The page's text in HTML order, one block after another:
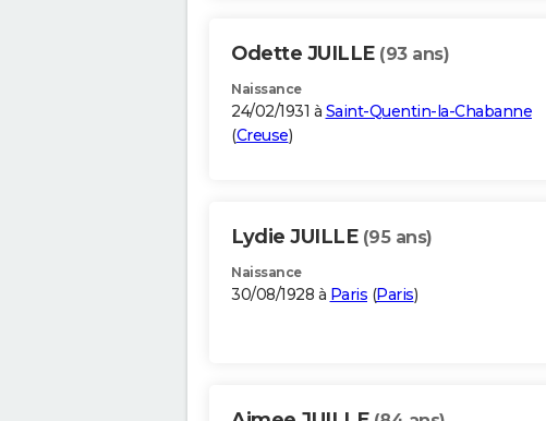
Odette JUILLE (93 ans)
Naissance
24/02/1931 à Saint-Quentin-la-Chabanne
(Creuse)
Lydie JUILLE (95 ans)
Naissance
30/08/1928 à Paris (Paris)